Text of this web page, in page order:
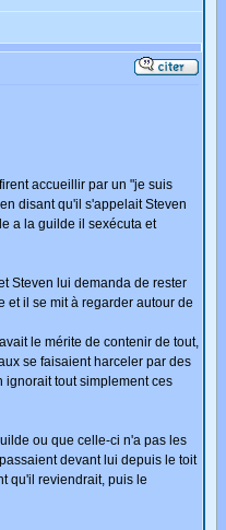
accueillir par un "je suis
disant qu'il s'appelait Steven
a la guilde il sexécuta et
Steven lui demanda de rester
et il se mit à regarder autour de
le mérite de contenir de tout,
se faisaient harceler par des
ignorait tout simplement ces
ou que celle-ci n'a pas les
devant lui depuis le toit
qu'il reviendrait, puis le